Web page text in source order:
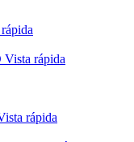
Vista rápida
rápida